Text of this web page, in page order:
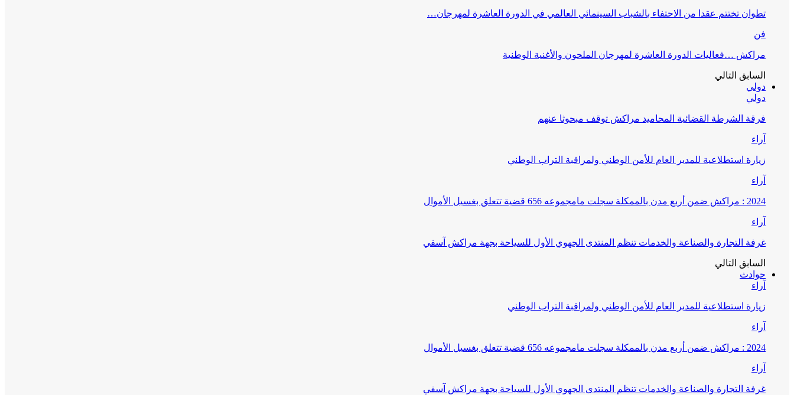
تطوان تختتم عقدا من الاحتفاء بالشباب السينمائي العالمي في الدورة العاشرة لمهرجان…
فن
مراكش …فعاليات الدورة العاشرة لمهرجان الملحون والأغنية الوطنية
السابق التالي
دولي
دولي
فرقة الشرطة القضائية المحاميد مراكش توقف مبحوثا عنهم
آراء
زيارة استطلاعية للمدير العام للأمن الوطني ولمراقبة التراب الوطني
آراء
2024 : مراكش ضمن أربع مدن بالممكلة سجلت مامجموعه 656 قضية تتعلق بغسيل الأموال
آراء
غرفة التجارة والصناعة والخدمات تنظم المنتدى الجهوي الأول للسياحة بجهة مراكش آسفي
السابق التالي
حوادث
آراء
زيارة استطلاعية للمدير العام للأمن الوطني ولمراقبة التراب الوطني
آراء
2024 : مراكش ضمن أربع مدن بالممكلة سجلت مامجموعه 656 قضية تتعلق بغسيل الأموال
آراء
غرفة التجارة والصناعة والخدمات تنظم المنتدى الجهوي الأول للسياحة بجهة مراكش آسفي